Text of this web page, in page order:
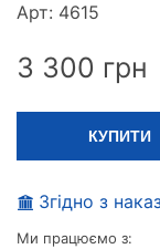
Арт: 4615
3 300 грн
КУПИТИ
Згідно з
Ми працюємо з: